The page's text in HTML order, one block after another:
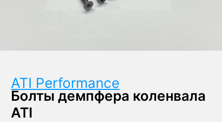
ATI Performance
Болты демпфера коленвала
ATI